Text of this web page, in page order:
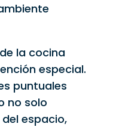
la cocina
especial.
puntuales
no solo
espacio,